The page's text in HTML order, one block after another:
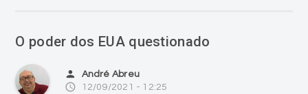
O poder dos EUA questionado
person André Abreu
access_time 12/09/2021 - 12:25